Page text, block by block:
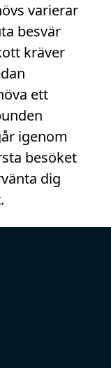
varierar
besvär
kräver
ett
igenom
besöket
dig